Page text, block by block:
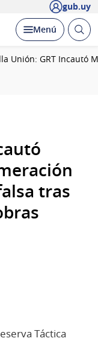
gub.uy
Desplegar
Menú Abrir
Unión: GRT Incautó
tras
Táctica